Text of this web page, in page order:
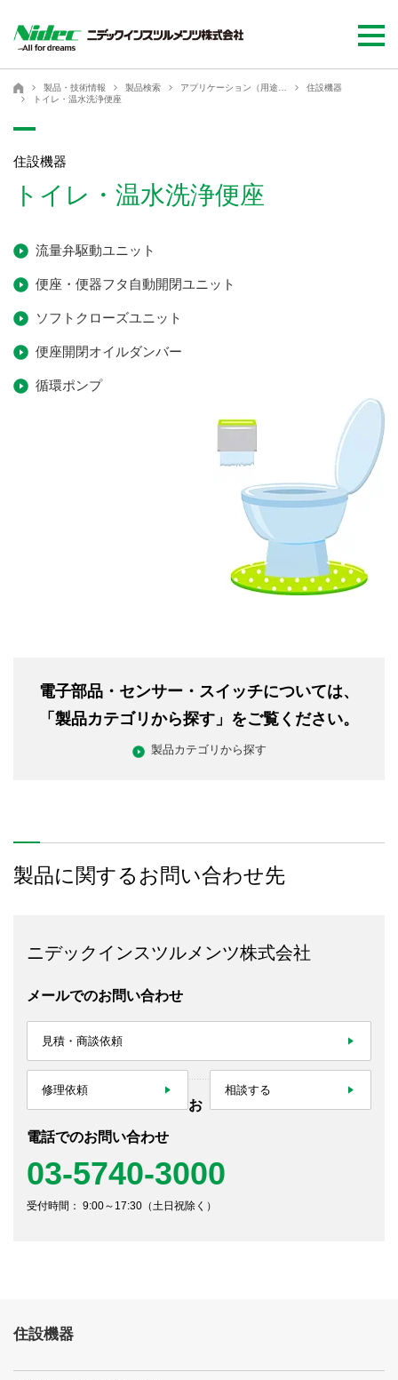
ニデックインスツルメンツ株式会社
ニデックインスツルメンツ株式会社
製品・技術情報 製品検索 アプリケーション（用途）から探す
住設機器
トイレ・温水洗浄便座
住設機器
トイレ・温水洗浄便座
流量弁駆動ユニット
便座・便器フタ自動開閉ユニット
ソフトクローズユニット
便座開閉オイルダンバー
循環ポンプ
電子部品・センサー・スイッチについては、
「製品カテゴリから探す」をご覧ください。
製品カテゴリから探す
製品に関するお問い合わせ先
ニデックインスツルメンツ株式会社
メールでのお問い合わせ
見積・商談依頼
修理依頼 相談する
お
電話でのお問い合わせ
03-5740-3000
受付時間： 9:00～17:30（土日祝除く）
住設機器